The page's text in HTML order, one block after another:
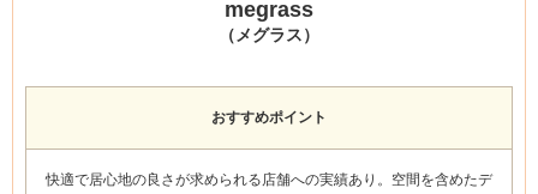
megrass
（メグラス）
おすすめポイント
快適で居心地の良さが求められる店舗への実績あり 。空間を含めたデ